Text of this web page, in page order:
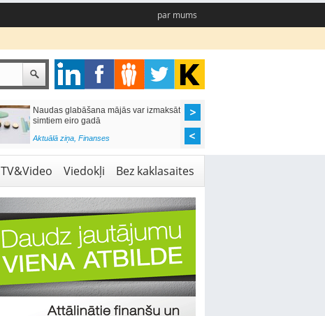
par mums
Naudas glabāšana mājās var izmaksāt
simtiem eiro gadā
Aktuālā ziņa, Finanses
TV&Video Viedokļi Bez kaklasaites